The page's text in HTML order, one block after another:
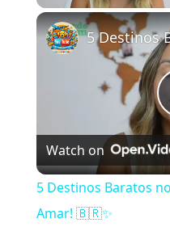
Watch on
5 Destinos Baratos
Amar! 🇧🇷✨